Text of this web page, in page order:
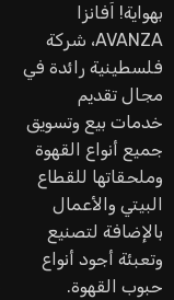
بهواية! اَفانزا
AVANZA، شركة
فلسطينية رائدة في
مجال تقديم
خدمات بيع وتسويق
جميع أنواع القهوة
وملحقاتها للقطاع
البيتي والأعمال
بالإضافة لتصنيع
وتعبئة أجود أنواع
حبوب القهوة.